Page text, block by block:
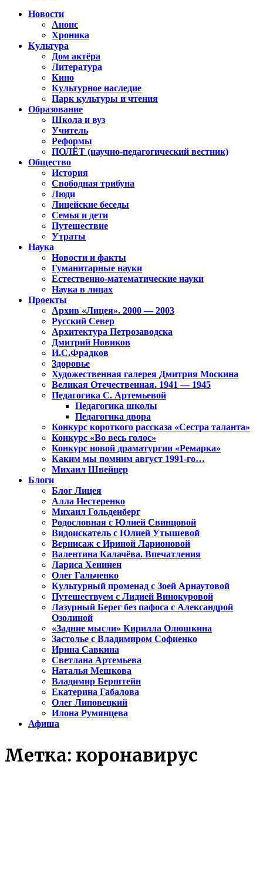
Новости
Анонс
Хроника
Культура
Дом актёра
Литература
Кино
Культурное наследие
Парк культуры и чтения
Образование
Школа и вуз
Учитель
Реформы
ПОЛЁТ (научно-педагогический вестник)
Общество
История
Свободная трибуна
Люди
Лицейские беседы
Семья и дети
Путешествие
Утраты
Наука
Новости и факты
Гуманитарные науки
Естественно-математические науки
Наука в лицах
Проекты
Архив «Лицея». 2000 — 2003
Русский Север
Архитектура Петрозаводска
Дмитрий Новиков
И.С.Фрадков
Здоровье
Художественная галерея Дмитрия Москина
Великая Отечественная. 1941 — 1945
Педагогика С. Артемьевой
Педагогика школы
Педагогика двора
Конкурс короткого рассказа «Сестра таланта»
Конкурс «Во весь голос»
Конкурс новой драматургии «Ремарка»
Каким мы помним август 1991-го…
Михаил Швейцер
Блоги
Блог Лицея
Алла Нестеренко
Михаил Гольденберг
Родословная с Юлией Свинцовой
Видоискатель с Юлией Утышевой
Вернисаж с Ириной Ларионовой
Валентина Калачёва. Впечатления
Лариса Хенинен
Олег Гальченко
Культурный променад с Зоей Арнаутовой
Путешествуем с Лидией Винокуровой
Лазурный Берег без пафоса с Александрой
Озолиной
«Задние мысли» Кирилла Олюшкина
Застолье с Владимиром Софиенко
Ирина Савкина
Светлана Артемьева
Наталья Мешкова
Владимир Берштейн
Екатерина Габалова
Олег Липовецкий
Илона Румянцева
Афиша
Метка: коронавирус